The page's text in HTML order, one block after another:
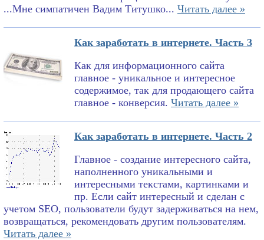
...Мне симпатичен Вадим Титушко... Читать далее »
Как заработать в интернете. Часть 3
Как для информационного сайта
главное - уникальное и интересное
содержимое, так для продающего сайта
главное - конверсия. Читать далее »
Как заработать в интернете. Часть 2
Главное - создание интересного сайта,
наполненного уникальными и
интересными текстами, картинками и
пр. Если сайт интересный и сделан с
учетом SEO, пользователи будут задерживаться на нем,
возвращаться, рекомендовать другим пользователям.
Читать далее »